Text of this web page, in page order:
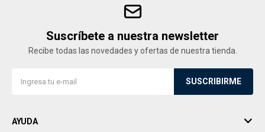
Suscríbete a nuestra newsletter
Recibe todas las novedades y ofertas de nuestra tienda.
SUSCRIBIRME
AYUDA